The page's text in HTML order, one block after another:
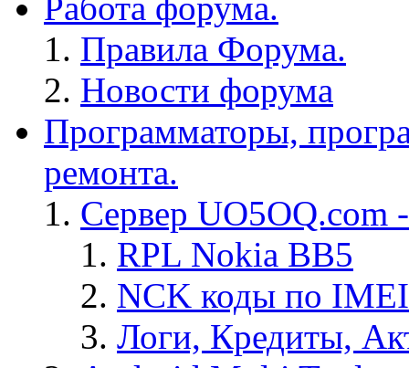
Правила Форума.
Новости форума
Программаторы,
ремонта.
Сервер
RPL Nokia BB5
NCK коды по IMEI
Логи, Кредиты,